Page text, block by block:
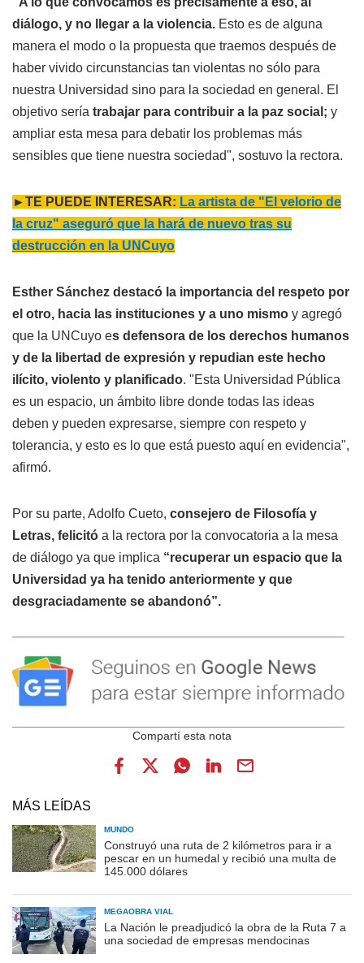
diálogo, y no llegar a la violencia. Esto es de alguna
manera el modo o la propuesta que traemos después de
haber vivido circunstancias tan violentas no sólo para
nuestra Universidad sino para la sociedad en general. El
objetivo sería trabajar para contribuir a la paz social; y
ampliar esta mesa para debatir los problemas más
sensibles que tiene nuestra sociedad", sostuvo la rectora.
►TE PUEDE INTERESAR: La artista de "El velorio de
la cruz" aseguró que la hará de nuevo tras su
destrucción en la UNCuyo
Esther Sánchez destacó la importancia del respeto por
el otro, hacia las instituciones y a uno mismo y agregó
que la UNCuyo es defensora de los derechos humanos
y de la libertad de expresión y repudian este hecho
ilícito, violento y planificado. "Esta Universidad Pública
es un espacio, un ámbito libre donde todas las ideas
deben y pueden expresarse, siempre con respeto y
tolerancia, y esto es lo que está puesto aquí en evidencia",
afirmó.
Por su parte, Adolfo Cueto, consejero de Filosofía y
Letras, felicitó a la rectora por la convocatoria a la mesa
de diálogo ya que implica “recuperar un espacio que la
Universidad ya ha tenido anteriormente y que
desgraciadamente se abandonó”.
MÁS LEÍDAS
MUNDO
Construyó una ruta de 2 kilómetros para ir a
pescar en un humedal y recibió una multa de
145.000 dólares
MEGAOBRA VIAL
La Nación le preadjudicó la obra de la Ruta 7 a
una sociedad de empresas mendocinas